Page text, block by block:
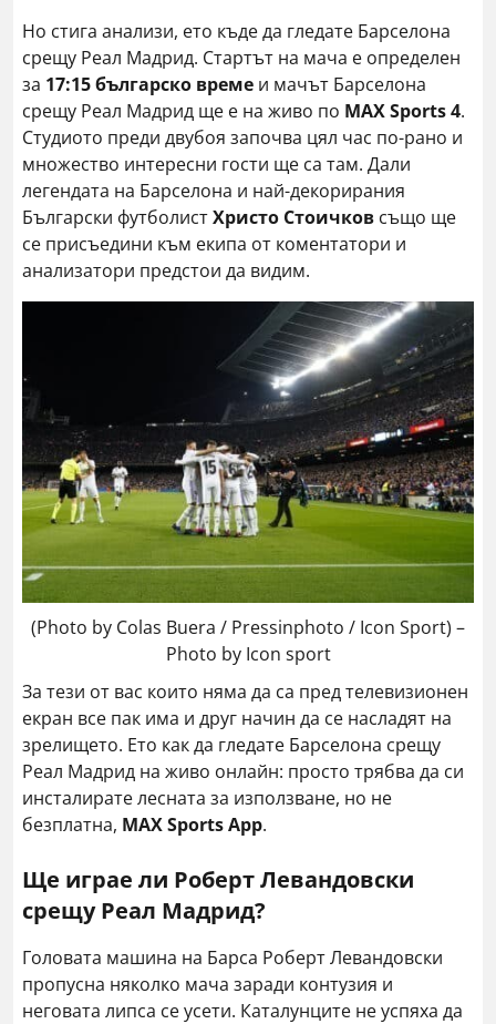
Но стига анализи, ето къде да гледате Барселона
срещу Реал Мадрид. Стартът на мача е определен
за 17:15 българско време и мачът Барселона
срещу Реал Мадрид ще е на живо по MAX Sports 4.
Студиото преди двубоя започва цял час по-рано и
множество интересни гости ще са там. Дали
легендата на Барселона и най-декорирания
Български футболистХристо Стоичков също ще
се присъедини към екипа от коментатори и
анализатори предстои да видим.
(Photo by Colas Buera / Pressinphoto / Icon Sport) –
Photo by Icon sport
За тези от вас които няма да са пред телевизионен
екран все пак има и друг начин да се насладят на
зрелището. Ето как да гледате Барселона срещу
Реал Мадрид на живо онлайн: просто трябва да си
инсталирате лесната за използване, но не
безплатна, MAX Sports App.
Ще играе ли Роберт Левандовски
срещу Реал Мадрид?
Головата машина на Барса Роберт Левандовски
пропусна няколко мача заради контузия и
неговата липса се усети. Каталунците не успяха да